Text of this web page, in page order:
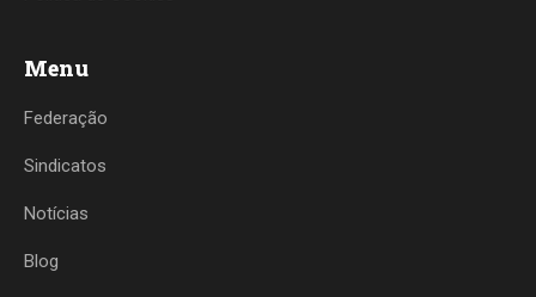
Menu
Federação
Sindicatos
Notícias
Blog